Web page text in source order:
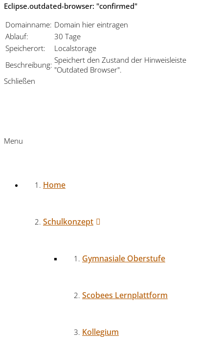
Eclipse.outdated-browser: "confirmed"
Domainname: Domain hier eintragen
Ablauf:
30 Tage
Speicherort:
Localstorage
Beschreibung: Speichert den Zustand der Hinweisleiste
"Outdated Browser".
Schließen
Menu
Home
Schulkonzept
Gymnasiale Oberstufe
Scobees Lernplattform
Kollegium